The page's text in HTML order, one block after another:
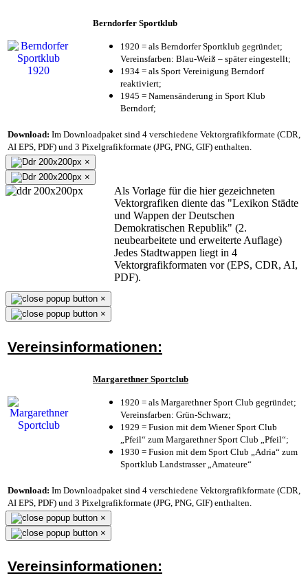
Berndorfer Sportklub
1920 = als Berndorfer Sportklub gegründet;
Vereinsfarben: Blau-Weiß – später eingestellt;
1934 = als Sport Vereinigung Berndorf
reaktiviert;
1945 = Namensänderung in Sport Klub
Berndorf;
Download: Im Downloadpaket sind 4 verschiedene Vektorgrafikformate (CDR,
AI EPS, PDF) und 3 Pixelgrafikformate (JPG, PNG, GIF) enthalten.
×
×
Als Vorlage für die hier gezeichneten
Vektorgrafiken diente das "Lexikon Städte
und Wappen der Deutschen
Demokratischen Republik" (2.
neubearbeitete und erweiterte Auflage)
Jedes Stadtwappen liegt in 4
Vektorgrafikformaten vor (EPS, CDR, AI,
PDF).
×
×
Vereinsinformationen:
Margarethner Sportclub
1920 = als Margarethner Sport Club gegründet;
Vereinsfarben: Grün-Schwarz;
1929 = Fusion mit dem Wiener Sport Club
„Pfeil“ zum Margarethner Sport Club „Pfeil“;
1930 = Fusion mit dem Sport Club „Adria“ zum
Sportklub Landstrasser „Amateure“
Download: Im Downloadpaket sind 4 verschiedene Vektorgrafikformate (CDR,
AI EPS, PDF) und 3 Pixelgrafikformate (JPG, PNG, GIF) enthalten.
×
×
Vereinsinformationen: